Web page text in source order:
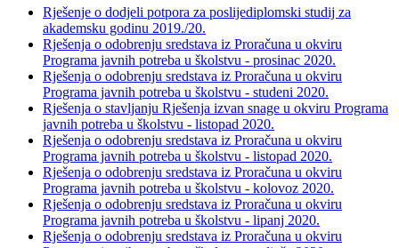
Rješenje o dodjeli potpora za poslijediplomski studij za
akademsku godinu 2019./20.
Rješenja o odobrenju sredstava iz Proračuna u okviru
Programa javnih potreba u školstvu - prosinac 2020.
Rješenja o odobrenju sredstava iz Proračuna u okviru
Programa javnih potreba u školstvu - studeni 2020.
Rješenja o stavljanju Rješenja izvan snage u okviru Programa
javnih potreba u školstvu - listopad 2020.
Rješenja o odobrenju sredstava iz Proračuna u okviru
Programa javnih potreba u školstvu - listopad 2020.
Rješenja o odobrenju sredstava iz Proračuna u okviru
Programa javnih potreba u školstvu - kolovoz 2020.
Rješenja o odobrenju sredstava iz Proračuna u okviru
Programa javnih potreba u školstvu - lipanj 2020.
Rješenja o odobrenju sredstava iz Proračuna u okviru